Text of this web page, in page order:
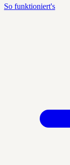
So funktioniert's